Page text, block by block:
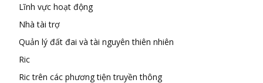
Lĩnh vực hoạt động
Nhà tài trợ
Quản lý đất đai và tài nguyên thiên nhiên
Ric
Ric trên các phương tiện truyền thông